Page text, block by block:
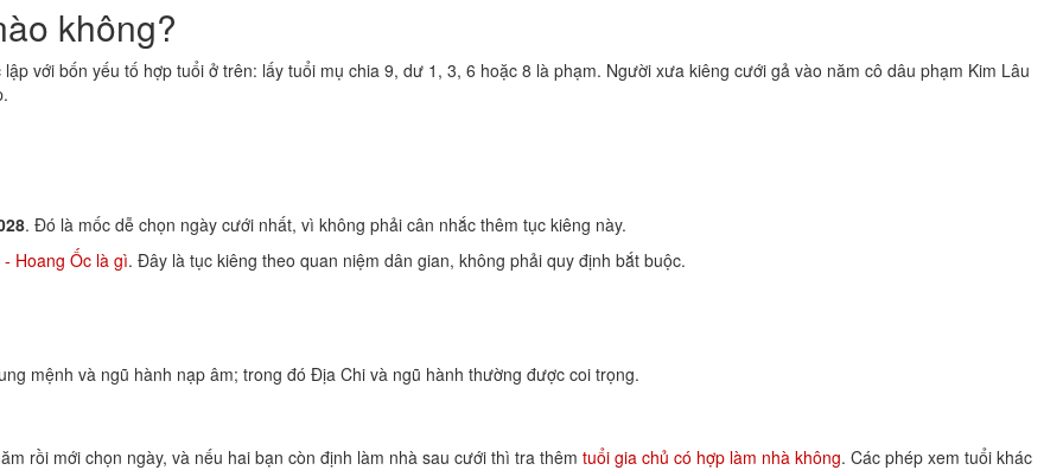
không?
với bốn yếu tố hợp tuổi ở trên: lấy tuổi mụ chia 9, dư 1, 3, 6 hoặc 8 là phạm. Người xưa kiêng cưới gả vào năm cô dâu phạm Kim Lâu
. Đó là mốc dễ chọn ngày cưới nhất, vì không phải cân nhắc thêm tục kiêng này.
- Hoang Ốc là gì. Đây là tục kiêng theo quan niệm dân gian, không phải quy định bắt buộc.
mệnh và ngũ hành nạp âm; trong đó Địa Chi và ngũ hành thường được coi trọng.
rồi mới chọn ngày, và nếu hai bạn còn định làm nhà sau cưới thì tra thêm tuổi gia chủ có hợp làm nhà không. Các phép xem tuổi khác